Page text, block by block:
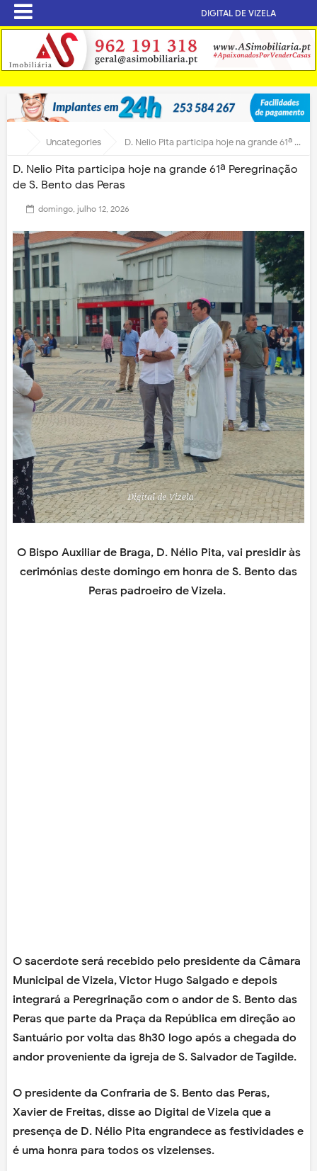
DIGITAL DE VIZELA
Uncategories D. Nelio Pita participa hoje na grande 61ª Peregrinação de S. Bento das Peras
D. Nelio Pita participa hoje na grande 61ª Peregrinação
de S. Bento das Peras
domingo, julho 12, 2026
O Bispo Auxiliar de Braga, D. Nélio Pita, vai presidir às
cerimónias deste domingo em honra de S. Bento das
Peras padroeiro de Vizela.
O sacerdote será recebido pelo presidente da Câmara
Municipal de Vizela, Victor Hugo Salgado e depois
integrará a Peregrinação com o andor de S. Bento das
Peras que parte da Praça da República em direção ao
Santuário por volta das 8h30 logo após a chegada do
andor proveniente da igreja de S. Salvador de Tagilde.
O presidente da Confraria de S. Bento das Peras,
Xavier de Freitas, disse ao Digital de Vizela que a
presença de D. Nélio Pita engrandece as festividades e
é uma honra para todos os vizelenses.